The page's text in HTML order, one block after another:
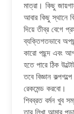
মাত্রা‌। কিছু
আবার কিছু স্থানে
দিয়ে তীব্র বেগে
ব্যক্তিগতভাবে
কারো পছন্দ এবং
হতে পারে ঠিক
তবে বিজ্ঞান
রেকমেন্ড করবো।
শিবব্রত বর্মন খুব
তার লিখা আমার